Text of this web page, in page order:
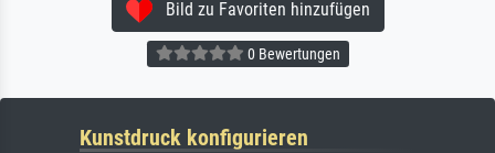
Bild zu Favoriten hinzufügen
0 Bewertungen
Kunstdruck konfigurieren